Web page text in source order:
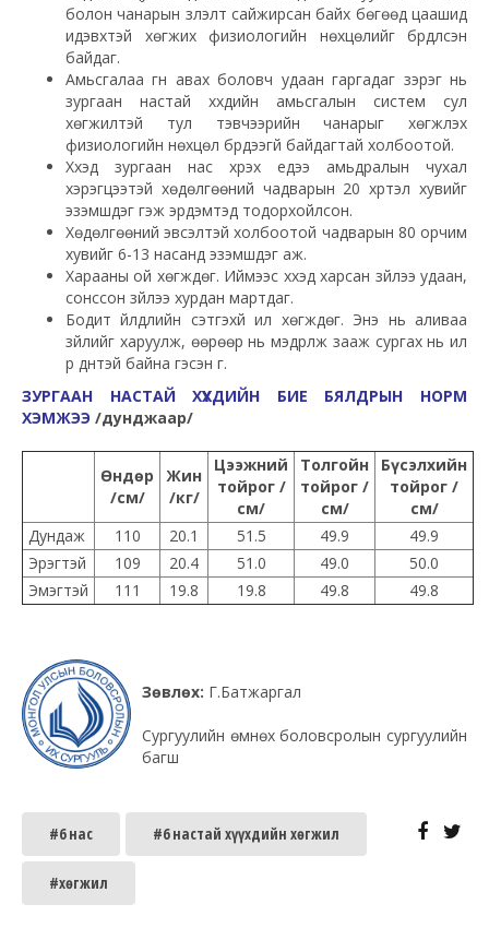
болон чанарын үзүүлэлт сайжирсан байх бөгөөд цаашид
идэвхтэй хөгжих физиологийн нөхцөлийг бүрдүүлсэн
байдаг.
Амьсгалаа гүн авах боловч удаан гаргадаг зэрэг нь
зургаан настай хүүхдийн амьсгалын систем сул
хөгжилтэй тул тэвчээрийн чанарыг хөгжүүлэх
физиологийн нөхцөл бүрдээгүй байдагтай холбоотой.
Хүүхэд зургаан нас хүрэх үедээ амьдралын чухал
хэрэгцээтэй хөдөлгөөний чадварын 20 хүртэл хувийг
эзэмшдэг гэж эрдэмтэд тодорхойлсон.
Хөдөлгөөний эвсэлтэй холбоотой чадварын 80 орчим
хувийг 6-13 насанд эзэмшдэг аж.
Харааны ой хөгждөг. Иймээс хүүхэд харсан зүйлээ удаан,
сонссон зүйлээ хурдан мартдаг.
Бодит үйлдлийн сэтгэхүй илүү хөгждөг. Энэ нь аливаа
зүйлийг харуулж, өөрөөр нь мэдрүүлж зааж сургах нь илүү
үр дүнтэй байна гэсэн үг.
ЗУРГААН НАСТАЙ ХҮҮХДИЙН БИЕ БЯЛДРЫН НОРМ
ХЭМЖЭЭ /дунджаар/
Өндөр
/см/
Жин
/кг/
Цээжний
тойрог /
см/
Толгойн
тойрог /
см/
Бүсэлхийн
тойрог /
см/
Дундаж
110 20.1 51.5 49.9
49.9
Эрэгтэй
109 20.4 51.0 49.0
50.0
Эмэгтэй
111 19.8 19.8 49.8 49.8
Зөвлөх: Г.Батжаргал
Сургуулийн өмнөх боловсролын сургуулийн
багш
#6 нас #6 настай хүүхдийн хөгжил
#хөгжил